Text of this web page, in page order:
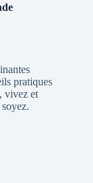
pratiques
vivez et